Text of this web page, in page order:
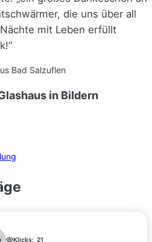
die uns über all
mit Leben erfüllt
Bad Salzuflen
in Bildern
Klicks: 21